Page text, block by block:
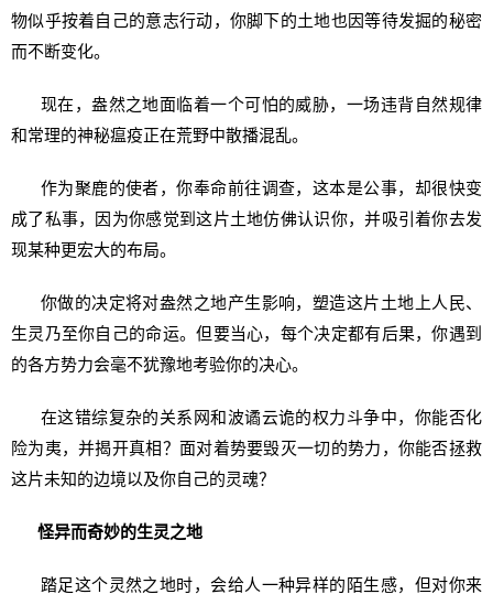
物似乎按着自己的意志行动，你脚下的土地也因等待发掘的秘密
而不断变化。
现在，盎然之地面临着一个可怕的威胁，一场违背自然规律
和常理的神秘瘟疫正在荒野中散播混乱。
作为聚鹿的使者，你奉命前往调查，这本是公事，却很快变
成了私事，因为你感觉到这片土地仿佛认识你，并吸引着你去发
现某种更宏大的布局。
你做的决定将对盎然之地产生影响，塑造这片土地上人民、
生灵乃至你自己的命运。但要当心，每个决定都有后果，你遇到
的各方势力会毫不犹豫地考验你的决心。
在这错综复杂的关系网和波谲云诡的权力斗争中，你能否化
险为夷，并揭开真相？面对着势要毁灭一切的势力，你能否拯救
这片未知的边境以及你自己的灵魂？
怪异而奇妙的生灵之地
踏足这个灵然之地时，会给人一种异样的陌生感，但对你来